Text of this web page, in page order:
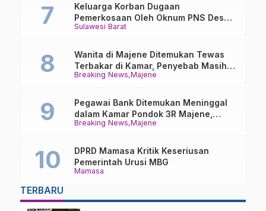
Sulawesi Barat
Keluarga Korban Dugaan
Pemerkosaan Oleh Oknum PNS Desak
Transparansi Kejari Mamasa
Breaking News Majene
Wanita di Majene Ditemukan Tewas
Terbakar di Kamar, Penyebab Masih
Misterius
Breaking News Majene
Pegawai Bank Ditemukan Meninggal
dalam Kamar Pondok 3R Majene,
Polisi Lakukan Penyelidikan
Mamasa
DPRD Mamasa Kritik Keseriusan
Pemerintah Urusi MBG
TERBARU